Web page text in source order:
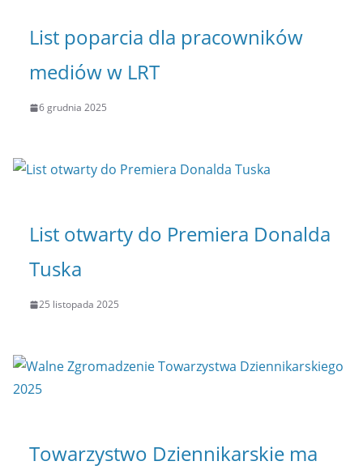
List poparcia dla pracowników
mediów w LRT
6 grudnia 2025
List otwarty do Premiera Donalda
Tuska
25 listopada 2025
Towarzystwo Dziennikarskie ma